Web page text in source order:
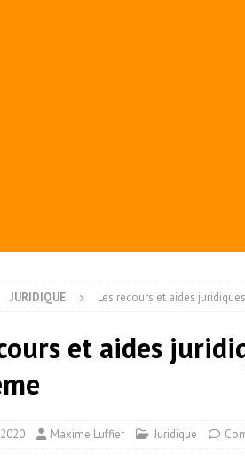
JURIDIQUE Les recours et aides
et aides
Maxime Luffier Juridique